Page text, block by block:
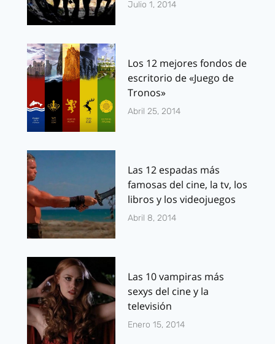
Julio 1, 2014
Los 12 mejores fondos de
escritorio de «Juego de
Tronos»
Abril 25, 2014
Las 12 espadas más
famosas del cine, la tv, los
libros y los videojuegos
Abril 8, 2014
Las 10 vampiras más
sexys del cine y la
televisión
Enero 15, 2014